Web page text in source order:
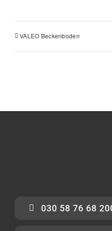
VALEO Beckenboden
030 58 76 68